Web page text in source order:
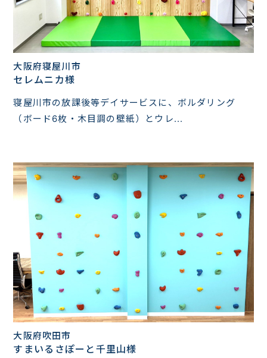
大阪府寝屋川市
セレムニカ様
寝屋川市の放課後等デイサービスに、ボルダリング
（ボード6枚・木目調の壁紙）とウレ...
大阪府吹田市
すまいるさぽーと千里山様